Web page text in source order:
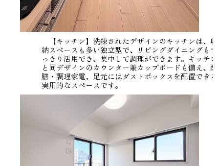
【キッチン】洗練されたデザインのキッチンは、収
納スペースも多い独立型で、リビングダイニングもす
っきり活用でき、集中して調理ができます。キッチン
と同デザインのカウンター兼カップボードも備え、配
膳・調理家電、足元にはダストボックスを配置できる
実用的なスペースです。